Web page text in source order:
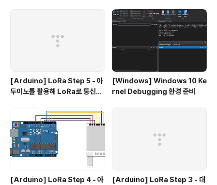
[Arduino] LoRa Step 5 - 아
두이노를 활용해 LoRa로 통신하
[Windows] Windows 10 Ke
rnel Debugging 환경 준비
[Arduino] LoRa Step 4 - 아
[Arduino] LoRa Step 3 - 대